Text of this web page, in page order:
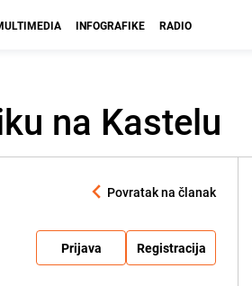
INFOGRAFIKE RADIO
na Kastelu
Povratak na članak
Prijava Registracija